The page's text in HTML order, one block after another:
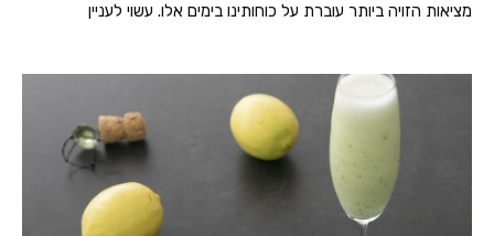
מציאות הזויה ביותר עוברת על כוחותינו בימים אלו. עשוי לעניין